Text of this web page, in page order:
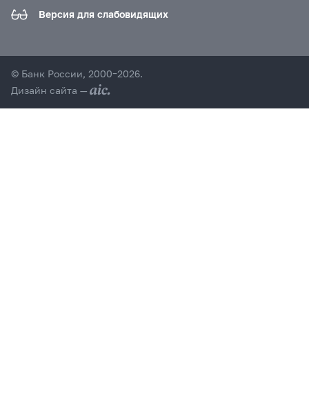
Версия для слабовидящих
© Банк России, 2000–2026.
Дизайн сайта —